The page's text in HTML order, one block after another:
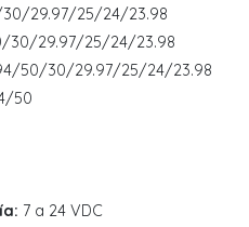
30/29.97/25/24/23.98
30/29.97/25/24/23.98
50/30/29.97/25/24/23.98
50
7 a 24 VDC